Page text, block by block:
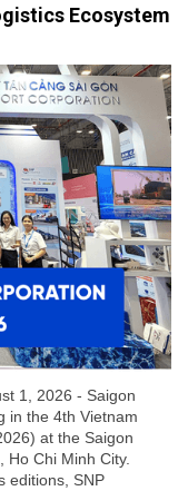
Ecosystem
1, 2026 - Saigon
in the 4th Vietnam
at the Saigon
Ho Chi Minh City.
editions, SNP